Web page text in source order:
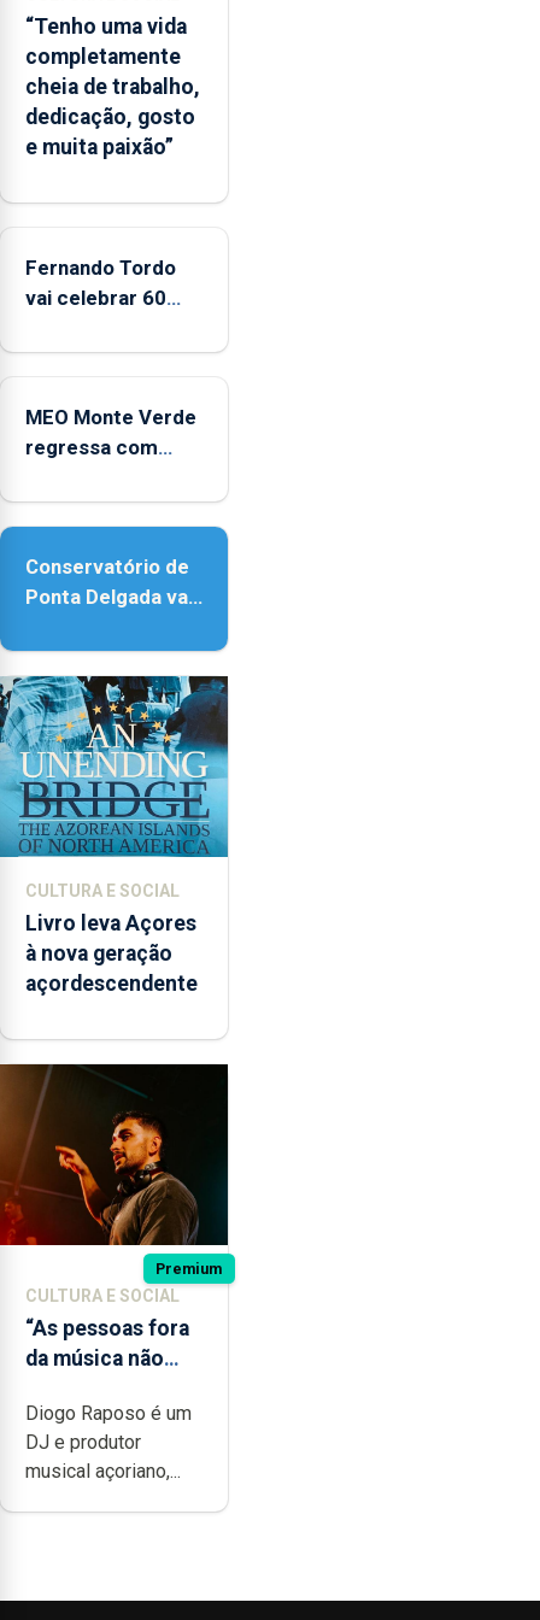
balnear
“Tenho uma vida
completamente
cheia de trabalho,
dedicação, gosto
e muita paixão”
Fernando Tordo
vai celebrar 60
no Coliseu
MEO Monte Verde
regressa com
acessibilidade
Conservatório de
Ponta Delgada vai
instrumentos
CULTURA E SOCIAL
Livro leva Açores
à nova geração
açordescendente
Premium
CULTURA E SOCIAL
“As pessoas fora
da música não
quão difícil é
produzir uma
música”
Diogo Raposo é um
DJ e produtor
musical açoriano,...